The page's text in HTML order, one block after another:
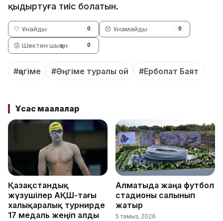
қыдыртуға тиіс болатын.
🤍 Ұнайды 0 😞 Ұнамайды 0
😡 Шектен шыққан 0
#әңгіме #Әңгіме туралы ой #Ерболат Баят
Ұқсас мақалалар
Қазақстандық
жүзушілер АҚШ-тағы
халықаралық турнирде
17 медаль жеңіп алды
Алматыда жаңа футбол
стадионы салынып
жатыр
5 тамыз, 2026